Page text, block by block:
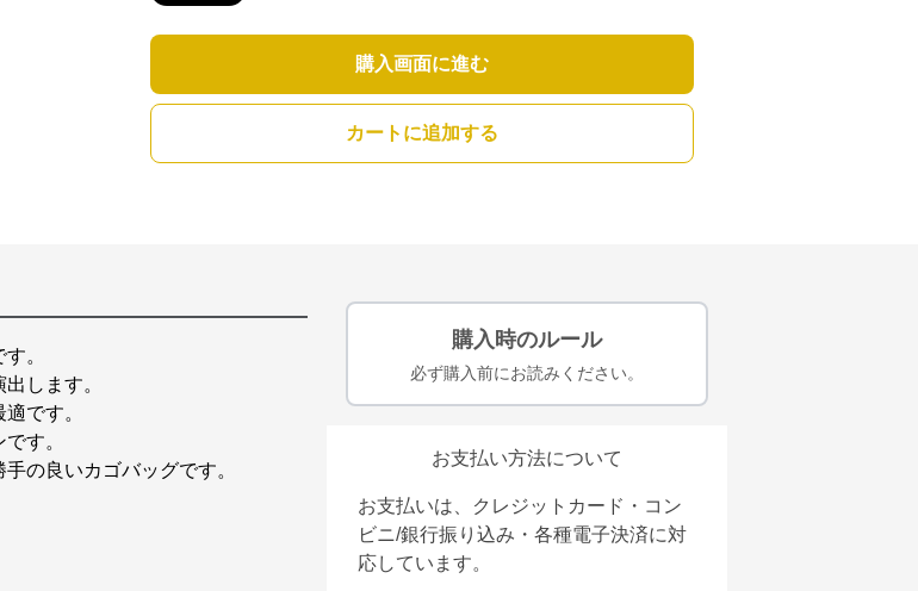
購入画面に進む
カートに追加する
。
します。
です。
す。
の良いカゴバッグです。
購入時のルール
必ず購入前にお読みください。
お支払い方法について
お支払いは、クレジットカード・コン
ビニ/銀行振り込み・各種電子決済に対
応しています。